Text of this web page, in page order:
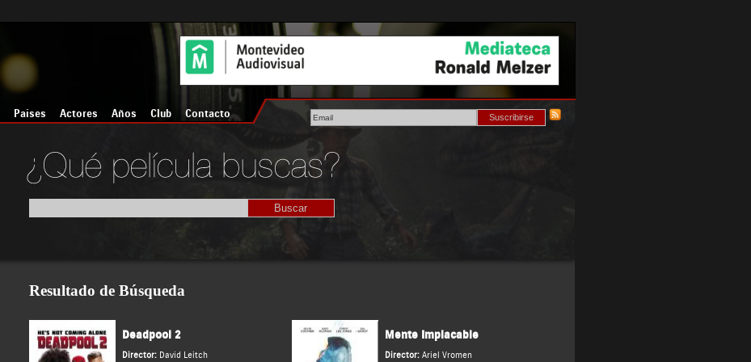
Países Actores Años Club Contacto
Resultado de Búsqueda
Deadpool 2
Director: David Leitch
Mente Implacable
Director: Ariel Vromen